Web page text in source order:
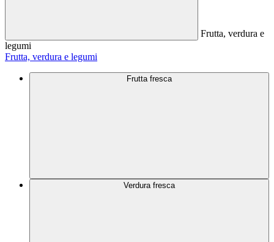
Frutta, verdura e
legumi
Frutta, verdura e legumi
Frutta fresca
Verdura fresca